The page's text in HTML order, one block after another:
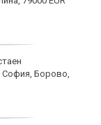
София, Борово,